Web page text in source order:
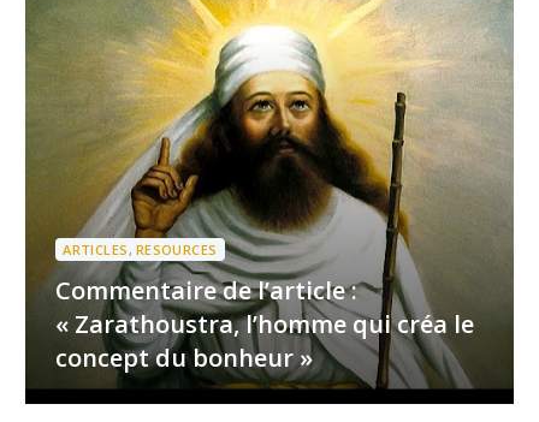
ARTICLES , RESOURCES
Commentaire de l’article :
« Zarathoustra, l’homme qui créa le
concept du bonheur »